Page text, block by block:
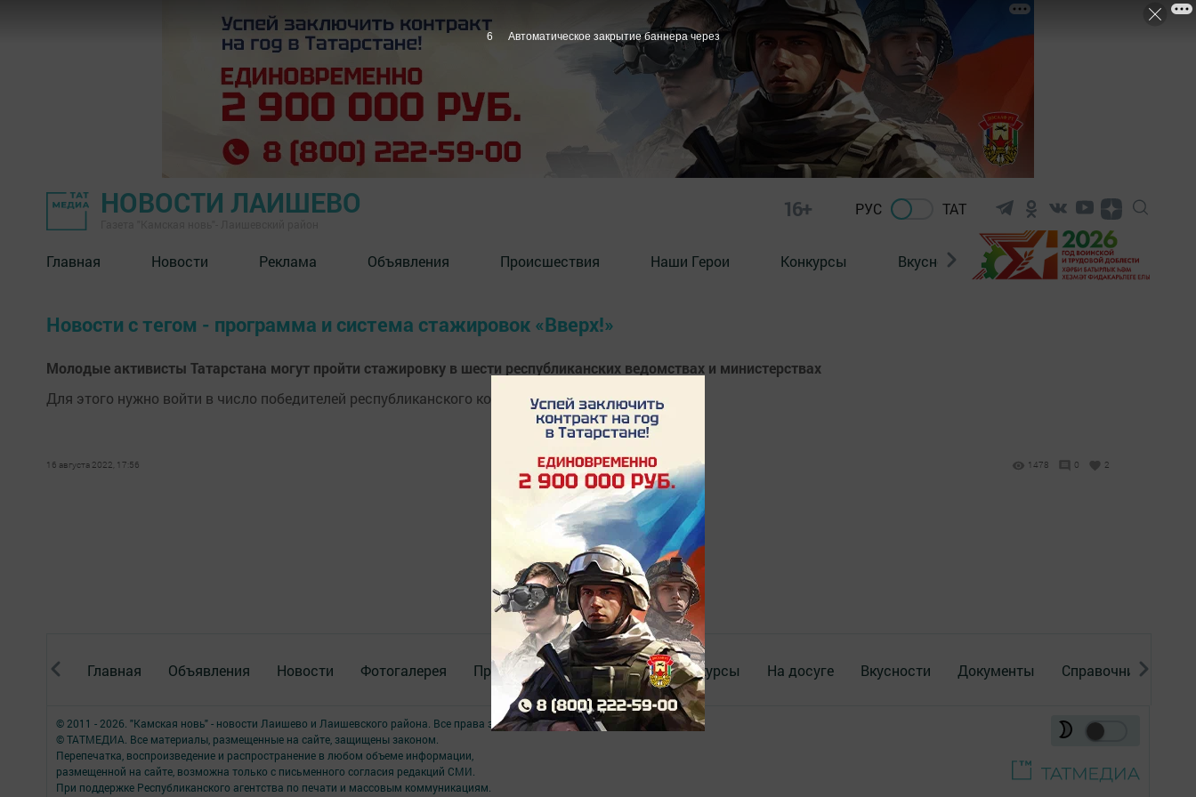
НОВОСТИ ЛАИШЕВО 16+ РУС ТАТ
Главная Новости Реклама Объявления Происшествия Наши Герои Конкурсы Вкусности Фотогалерея
Новости с тегом - программа и система стажировок «Вверх!»
Молодые активисты Татарстана могут пройти стажировку в шести республиканских ведомствах и министерствах
Для этого нужно войти в число победителей республиканского конкурса «Вверх!».
16 августа 2022, 17:56 1478 0 2
Главная Объявления Новости Фотогалерея Происшествия ВИДЕО Конкурсы На досуге Вкусности Документы Справочник
© 2011 - 2026. "Камская новь" - новости Лаишево и Лаишевского района. Все права защищены.
© ТАТМЕДИА. Все материалы, размещенные на сайте, защищены законом.
Перепечатка, воспроизведение и распространение в любом объеме информации,
размещенной на сайте, возможна только с письменного согласия редакций СМИ.
При поддержке Республиканского агентства по печати и массовым коммуникациям.
6 Автоматическое закрытие баннера через